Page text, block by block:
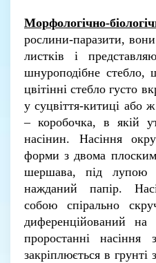
Морфологічно-
рослини-паразити,
листків і
шнуроподібне стебло,
цвітінні стебло густо
у суцвіття-китиці або
– коробочка, в якій
насінин. Насіння
форми з двома
шершава, під лупою
нажданий папір.
собою спірально
диференційований
проростанні насіння
закріплюється в